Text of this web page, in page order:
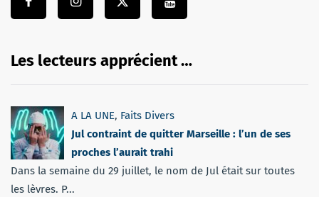
Les lecteurs apprécient …
A LA UNE, Faits Divers
Jul contraint de quitter Marseille : l’un de ses
proches l’aurait trahi
Dans la semaine du 29 juillet, le nom de Jul était sur toutes
les lèvres. P...